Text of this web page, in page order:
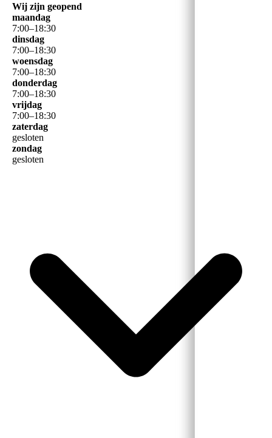
Wij zijn geopend
maandag
7:00–18:30
dinsdag
7:00–18:30
woensdag
7:00–18:30
donderdag
7:00–18:30
vrijdag
7:00–18:30
zaterdag
gesloten
zondag
gesloten